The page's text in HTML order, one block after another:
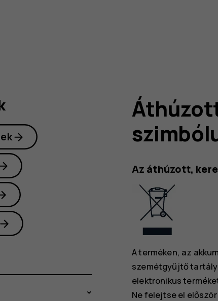
Az áthúzott,
A terméken, az
szemétgyűjtő
elektronikus
Ne felejtse el